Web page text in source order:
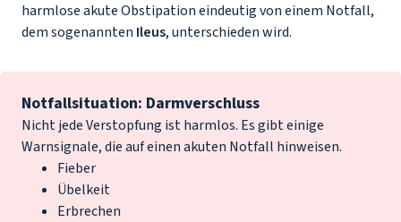
harmlose akute Obstipation eindeutig von einem Notfall,
dem sogenannten Ileus, unterschieden wird.
Notfallsituation: Darmverschluss
Nicht jede Verstopfung ist harmlos. Es gibt einige
Warnsignale, die auf einen akuten Notfall hinweisen.
Fieber
Übelkeit
Erbrechen